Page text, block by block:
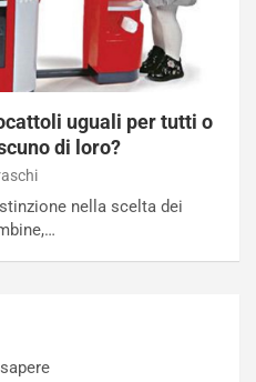
uguali per tutti o
di loro?
nella scelta dei